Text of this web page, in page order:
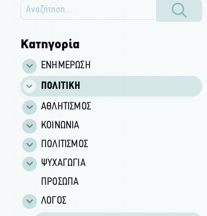
Κατηγορία
ΕΝΗΜΕΡΩΣΗ
ΠΟΛΙΤΙΚΗ
ΑΘΛΗΤΙΣΜΟΣ
ΚΟΙΝΩΝΙΑ
ΠΟΛΙΤΙΣΜΟΣ
ΨΥΧΑΓΩΓΙΑ
ΠΡΟΣΩΠΑ
ΛΟΓΟΣ